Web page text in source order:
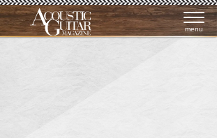
menu